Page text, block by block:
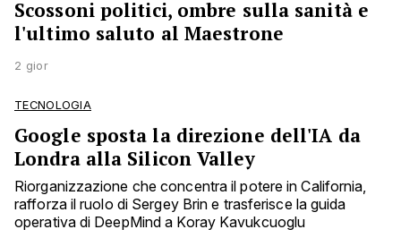
Scossoni politici, ombre sulla sanità e
l'ultimo saluto al Maestrone
2 gior
TECNOLOGIA
Google sposta la direzione dell'IA da
Londra alla Silicon Valley
Riorganizzazione che concentra il potere in California,
rafforza il ruolo di Sergey Brin e trasferisce la guida
operativa di DeepMind a Koray Kavukcuoglu